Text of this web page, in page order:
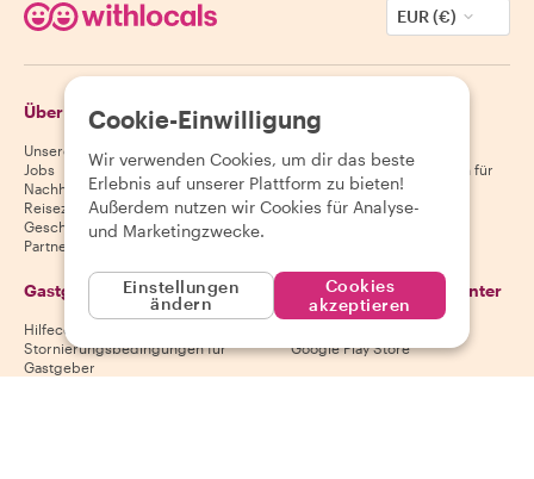
EUR (€)
Über Withlocals
Unsere Geschichte
Jobs
Nachhaltigkeit
Reiseziele
Geschenkgutscheine
Partnerschaften
Gäste
Hilfecenter für Gäste
Stornierungsbedingungen für
Gäste
AGB für Gäste
Gastgeber
Hilfecenter für Gastgeber
Stornierungsbedingungen für
Gastgeber
Lade unsere App herunter
Google Play Store
Cookie-Einwilligung
Wir verwenden Cookies, um dir das beste
Erlebnis auf unserer Plattform zu bieten!
Außerdem nutzen wir Cookies für Analyse-
und Marketingzwecke.
Einstellungen
ändern
Cookies
akzeptieren